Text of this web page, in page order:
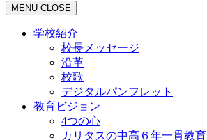
MENU CLOSE
学校紹介
校長メッセージ
沿革
校歌
デジタルパンフレット
教育ビジョン
4つの心
カリタスの中高６年一貫教育